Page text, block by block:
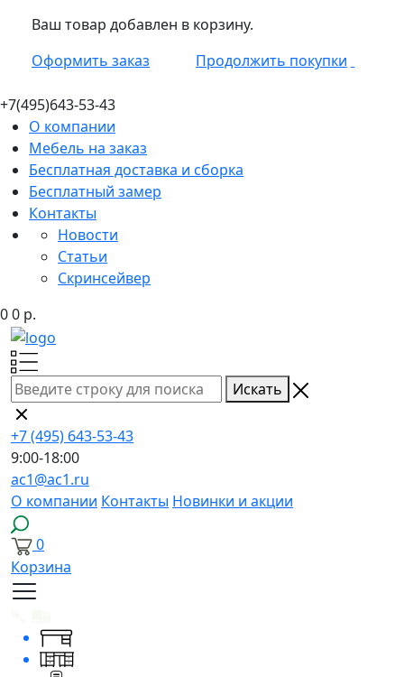
Ваш товар добавлен в корзину.
Оформить заказ
Продолжить покупки
+7(495)643-53-43
О компании
Мебель на заказ
Бесплатная доставка и сборка
Бесплатный замер
Контакты
Новости
Статьи
Скринсейвер
00 р.
Искать
+7 (495) 643-53-43
9:00-18:00
ac1@ac1.ru
О компании Контакты Новинки и акции
0
Корзина